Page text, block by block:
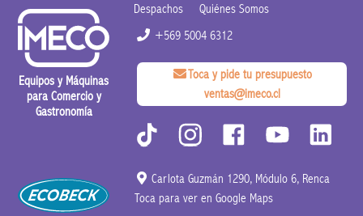
Equipos y Máquinas
para Comercio y
Gastronomía
Despachos
Quiénes Somos
+569 5004 6312
Toca y pide tu presupuesto
ventas@imeco.cl
Carlota Guzmán 1290, Módulo 6, Renca
Toca para ver en Google Maps